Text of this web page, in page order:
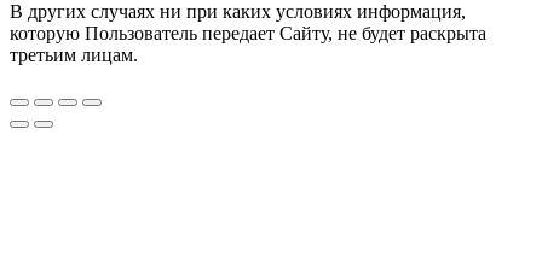
В других случаях ни при каких условиях информация,
которую Пользователь передает Сайту, не будет раскрыта
третьим лицам.